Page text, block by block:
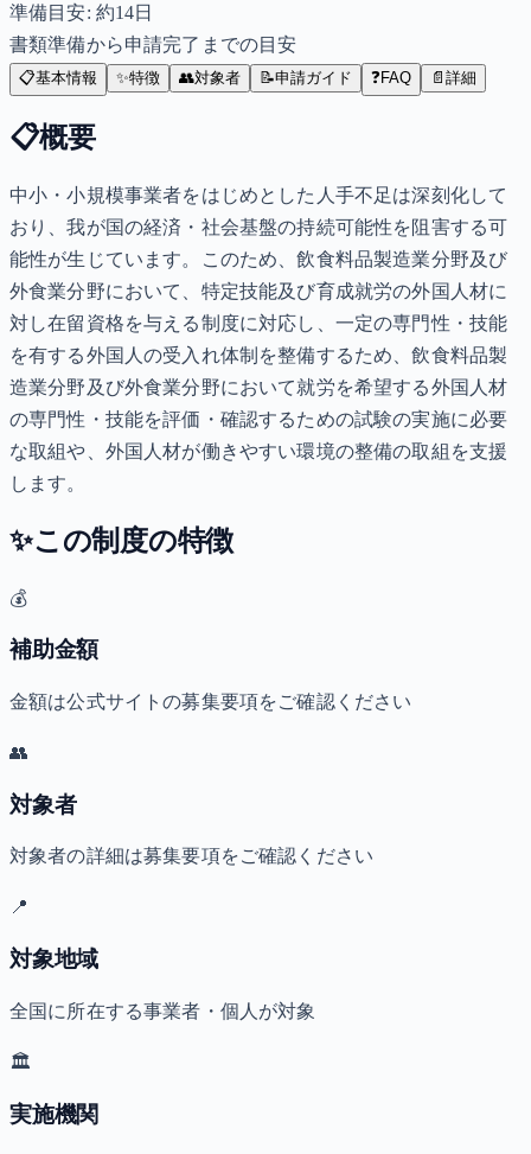
準備目安: 約14日
書類準備から申請完了までの目安
📋基本情報 ✨特徴 👥対象者 📝申請ガイド ❓FAQ 📄 詳細
📋概要
中小・小規模事業者をはじめとした人手不足は深刻化して
おり、我が国の経済・社会基盤の持続可能性を阻害する可
能性が生じています。このため、飲食料品製造業分野及び
外食業分野において、特定技能及び育成就労の外国人材に
対し在留資格を与える制度に対応し、一定の専門性・技能
を有する外国人の受入れ体制を整備するため、飲食料品製
造業分野及び外食業分野において就労を希望する外国人材
の専門性・技能を評価・確認するための試験の実施に必要
な取組や、外国人材が働きやすい環境の整備の取組を支援
します。
✨この制度の特徴
💰
補助金額
金額は公式サイトの募集要項をご確認ください
👥
対象者
対象者の詳細は募集要項をご確認ください
📍
対象地域
全国に所在する事業者・個人が対象
🏛️
実施機関